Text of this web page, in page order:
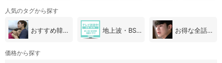
人気のタグから探す
おすすめ韓国ドラマ 地上波・BS放送（韓国ドラマ） お得な全話パック
価格から探す